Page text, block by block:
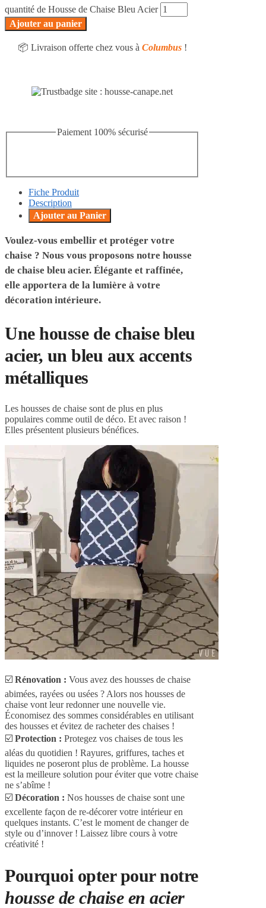
quantité de Housse de Chaise Bleu Acier
Ajouter au panier
📦 Livraison offerte chez vous à Columbus !
Paiement 100% sécurisé
Fiche Produit
Description
Ajouter au Panier
Voulez-vous embellir et protéger votre
chaise ? Nous vous proposons notre housse
de chaise bleu acier. Élégante et raffinée,
elle apportera de la lumière à votre
décoration intérieure.
Une housse de chaise bleu
acier, un bleu aux accents
métalliques
Les housses de chaise sont de plus en plus
populaires comme outil de déco. Et avec raison !
Elles présentent plusieurs bénéfices.
☑️ Rénovation : Vous avez des housses de chaise
abimées, rayées ou usées ? Alors nos housses de
chaise vont leur redonner une nouvelle vie.
Économisez des sommes considérables en utilisant
des housses et évitez de racheter des chaises !
☑️ Protection : Protegez vos chaises de tous les
aléas du quotidien ! Rayures, griffures, taches et
liquides ne poseront plus de problème. La housse
est la meilleure solution pour éviter que votre chaise
ne s’abîme !
☑️ Décoration : Nos housses de chaise sont une
excellente façon de re-décorer votre intérieur en
quelques instants. C’est le moment de changer de
style ou d’innover ! Laissez libre cours à votre
créativité !
Pourquoi opter pour notre
housse de chaise en acier